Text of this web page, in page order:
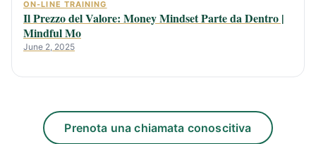
ON-LINE TRAINING
Il Prezzo del Valore: Money Mindset Parte da Dentro |
Mindful Mo
June 2, 2025
Prenota una chiamata conoscitiva